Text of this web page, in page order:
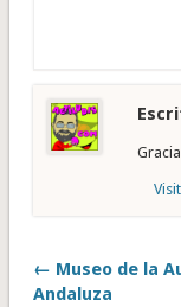
← Museo de la
Andaluza